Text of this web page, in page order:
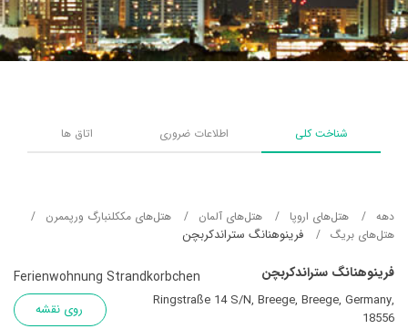
شناخت کلی اطلاعات ضروری اتاق ها
دهه هتل‌های اروپا هتل‌های آلمان
هتل‌های مککلنبارگ ورپممرن
هتل‌های بریگ
فرینوهنانگ ستراندکربچن
فرینوهنانگ ستراندکربچن Ferienwohnung Strandkorbchen
Ringstraße 14 S/N, Breege, Breege, Germany,
18556
روی نقشه